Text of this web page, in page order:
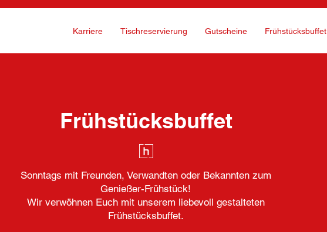
Karriere Tischreservierung Gutscheine Frühstücksbuffet
Frühstücksbuffet
Sonntags mit Freunden, Verwandten oder Bekannten zum
Genießer-Frühstück!
Wir verwöhnen Euch mit unserem liebevoll gestalteten
Frühstücksbuffet.